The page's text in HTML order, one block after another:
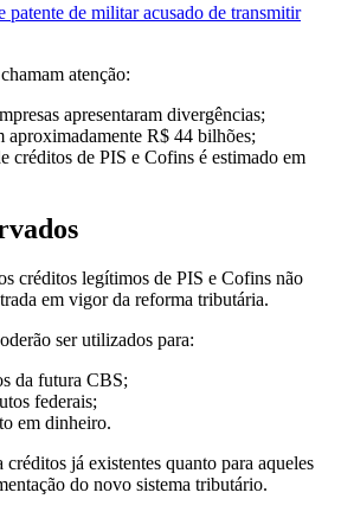
patente de militar acusado de transmitir
atenção:
apresentaram divergências;
aproximadamente R$ 44 bilhões;
créditos de PIS e Cofins é estimado em
créditos legítimos de PIS e Cofins não
em vigor da reforma tributária.
ser utilizados para:
da futura CBS;
federais;
em dinheiro.
já existentes quanto para aqueles
do novo sistema tributário.